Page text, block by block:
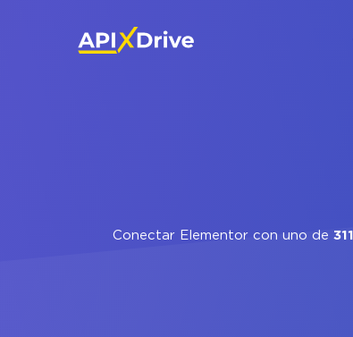
Conectar Elementor con uno de 311